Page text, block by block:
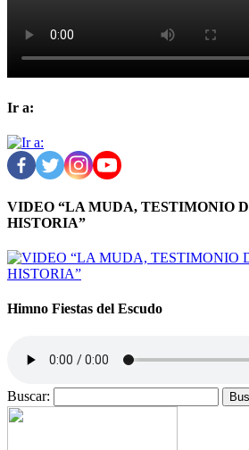
Ir a:
VIDEO “LA MUDA, TESTIMONIO
HISTORIA”
Himno Fiestas del Escudo
Buscar: